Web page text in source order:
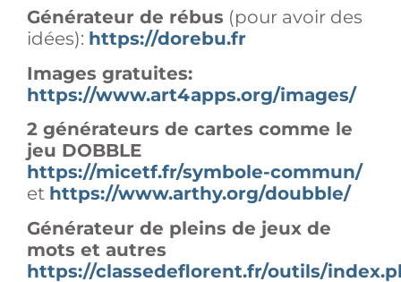
Générateur de rébus (pour avoir des
idées): https://dorebu.fr
Images gratuites:
https://www.art4apps.org/images/
2 générateurs de cartes comme le
jeu DOBBLE
https://micetf.fr/symbole-commun/
et https://www.arthy.org/doubble/
Générateur de pleins de jeux de
mots et autres
https://classedeflorent.fr/outils/